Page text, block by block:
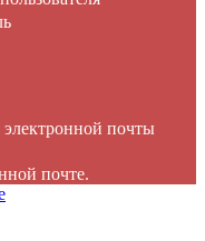
почты
почте.